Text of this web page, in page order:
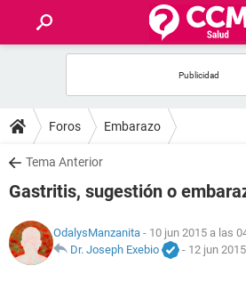
FOROS
SALUD
NUTRICIÓN
Foros Embarazo
Tema Anterior
Gastritis, sugestión o
OdalysManzanita - 10 jun 2015 a las
Dr. Joseph Exebio
- 12 jun